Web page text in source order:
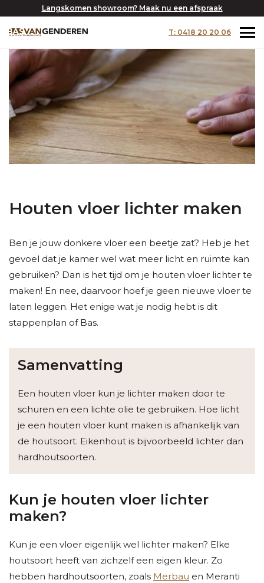
Langskomen showroom? Maak nu een afspraak
T: 0418 20 20 06
Houten vloer lichter maken
Ben je jouw donkere vloer een beetje zat? Heb je het
gevoel dat je kamer wel wat meer licht en ruimte kan
gebruiken? Dan is het tijd om je houten vloer lichter te
maken! En nee, daarvoor hoef je geen nieuwe vloer te
laten leggen. Het enige wat je nodig hebt is dit
stappenplan of Bas.
Samenvatting
Een houten vloer kun je lichter maken door te
schuren en een lichte olie te gebruiken. Hoe licht
je een houten vloer kunt maken is afhankelijk van
de houtsoort. Eikenhout is bijvoorbeeld lichter dan
hardhoutsoorten.
Kun je houten vloer lichter
maken?
Kun je een vloer eigenlijk wel lichter maken? Elke
houtsoort heeft van zichzelf een eigen kleur. Zo
hebben hardhoutsoorten, zoals Merbau en Meranti